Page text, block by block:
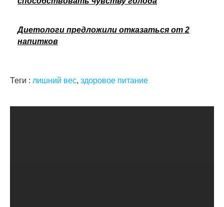
Диетологи предложили отказаться от 2
напитков
Теги : лишний вес, здоровое питание